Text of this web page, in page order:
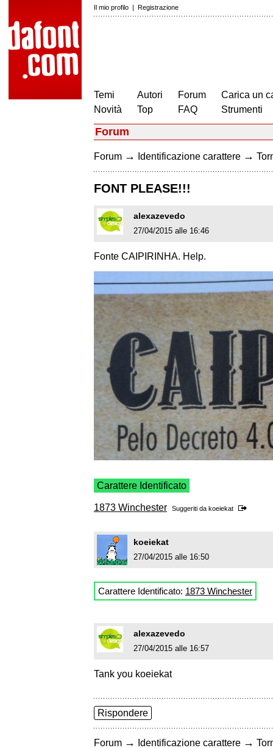
Il mio profilo | Registrazione
Temi
Novità
Autori
Top
Forum
FAQ
Carica un
Strumenti
Forum
Forum → Identificazione carattere →
FONT PLEASE!!!
alexazevedo
27/04/2015 alle 16:46
Fonte CAIPIRINHA. Help.
Carattere Identificato
1873 Winchester Suggeriti da koeiekat
koeiekat
27/04/2015 alle 16:50
Carattere Identificato: 1873 Winchester
alexazevedo
27/04/2015 alle 16:57
Tank you koeiekat
Rispondere
Forum → Identificazione carattere →